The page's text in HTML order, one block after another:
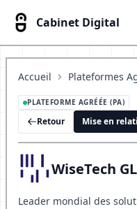
Cabinet Digital
Accueil Plateformes
PLATEFORME AGRÉÉE (PA)
Retour Mise en
WiseTech
Leader mondial des